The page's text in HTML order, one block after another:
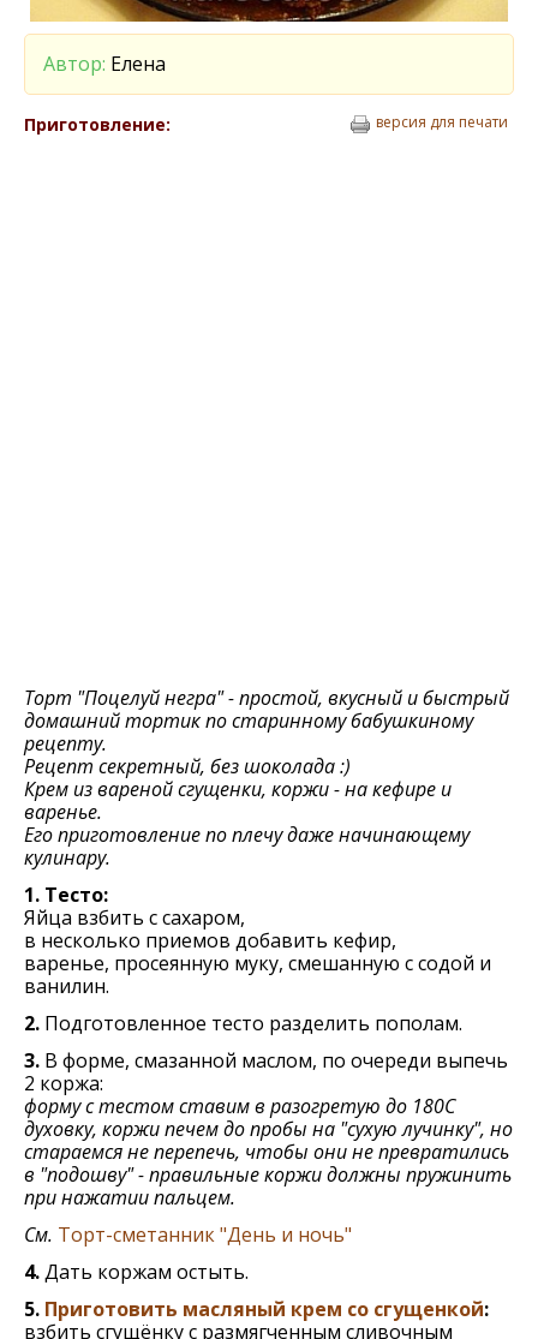
Автор: Елена
Приготовление: версия для печати
Торт "Поцелуй негра" - простой, вкусный и быстрый
домашний тортик по старинному бабушкиному
рецепту.
Рецепт секретный, без шоколада :)
Крем из вареной сгущенки, коржи - на кефире и
варенье.
Его приготовление по плечу даже начинающему
кулинару.
1. Тесто:
Яйца взбить с сахаром,
в несколько приемов добавить кефир,
варенье, просеянную муку, смешанную с содой и
ванилин.
2. Подготовленное тесто разделить пополам.
3. В форме, смазанной маслом, по очереди выпечь
2 коржа:
форму с тестом ставим в разогретую до 180С
духовку, коржи печем до пробы на "сухую лучинку", но
стараемся не перепечь, чтобы они не превратились
в "подошву" - правильные коржи должны пружинить
при нажатии пальцем.
См. Торт-сметанник "День и ночь"
4.Дать коржам остыть.
5. Приготовить масляный крем со сгущенкой:
взбить сгущёнку с размягченным сливочным